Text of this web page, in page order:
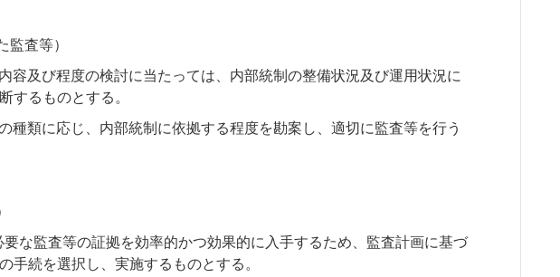
監査等）
容及び程度の検討に当たっては、内部統制の整備状況及び運用状況に
するものとする。
種類に応じ、内部統制に依拠する程度を勘案し、適切に監査等を行う
な監査等の証拠を効率的かつ効果的に入手するため、監査計画に基づ
手続を選択し、実施するものとする。